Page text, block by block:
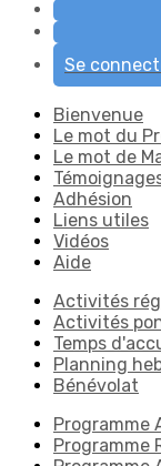
Se
Bienvenue
Le mot du
Le mot de
Adhésion
Liens utiles
Vidéos
Aide
Activités
Activités
Temps
Planning
Bénévolat
Programme
Programme